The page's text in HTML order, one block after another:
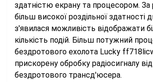
здатністю екрану та процесором. За
більш високої роздільної здатності
з'явилася можливість відображати
кількість подій. Більш потужний
бездротового ехолота Lucky
прискорену обробку радіосигналу від
бездротового трансд'юсера.